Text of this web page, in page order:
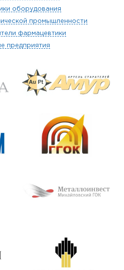
оборудования
промышленности
фармацевтики
предприятия